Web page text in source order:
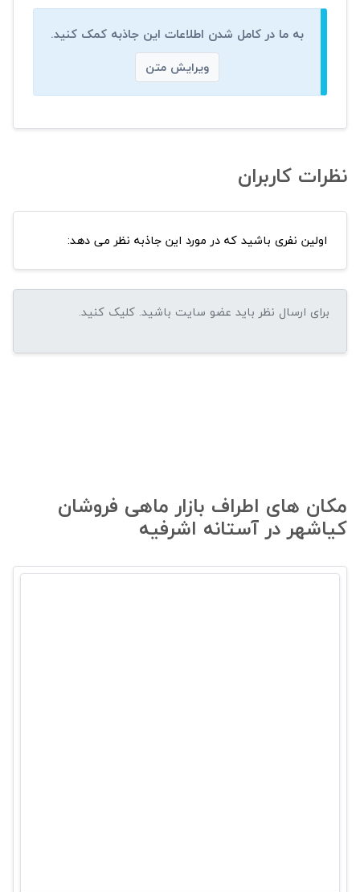
به ما در کامل شدن اطلاعات این جاذبه کمک کنید.
ویرایش متن
نظرات کاربران
اولین نفری باشید که در مورد این جاذبه نظر می دهد:
مکان های اطراف بازار ماهی فروشان
کیاشهر در آستانه اشرفیه